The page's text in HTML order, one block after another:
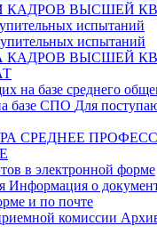
КАДРОВ ВЫСШЕЙ
испытаний
испытаний
КАДРОВ ВЫСШЕЙ
на базе среднего
базе СПО Для
СРЕДНЕЕ
в электронной форме
Информация о
и по почте
комиссии